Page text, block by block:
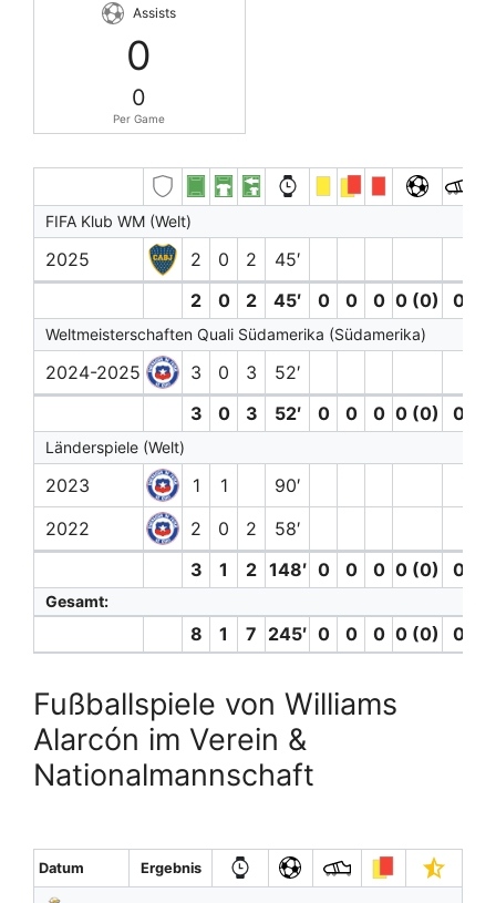
Assists
0
0
Per Game
FIFA Klub WM (Welt)
2025 2 0 2
45′
2
0 2 45′ 0 0 0 0 (0) 0
Weltmeisterschaften Quali Südamerika (Südamerika)
2024-2025 3 0 3
52′
3
0 3 52′ 0 0 0 0 (0) 0
Länderspiele (Welt)
2023 1 1
90′
2022
2 0 2
58′
3
1 2 148′ 0 0 0 0 (0) 0
Gesamt:
8 1 7 245′ 0 0 0 0 (0) 0
Fußballspiele von Williams
Alarcón im Verein &
Nationalmannschaft
Datum Ergebnis